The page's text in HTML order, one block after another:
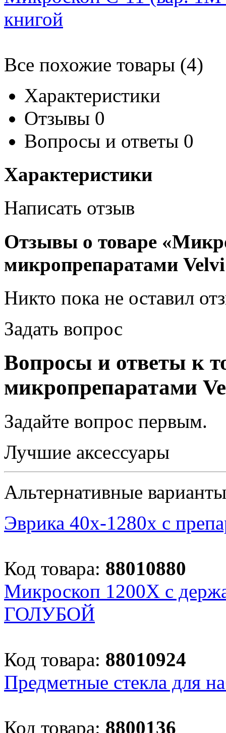
книгой
Все похожие товары (4)
Характеристики
Отзывы 0
Вопросы и ответы 0
Характеристики
Написать отзыв
Отзывы о товаре
микропрепаратами
Никто пока не оставил
Задать вопрос
Вопросы и ответы к
микропрепаратами
Задайте вопрос первым.
Лучшие аксессуары
Альтернативные варианты
Эврика 40х-1280х с
Код товара: 88010880
Микроскоп 1200Х с
ГОЛУБОЙ
Код товара: 88010924
Предметные стекла для
Код товара: 8800136